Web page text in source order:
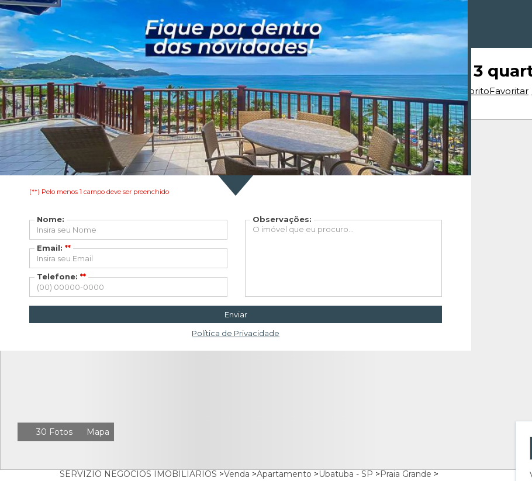
Apartamento à venda em Ubatuba,SP Praia Grande 3
FavoritoFavoritar
30 Fotos Mapa
SERVIZIO NEGÓCIOS IMOBILIÁRIOS >Venda >Apartamento >Ubatuba - SP >Praia Grande >
(**) Pelo menos 1 campo deve ser preenchido
Nome:
Email: **
Telefone: **
Observações:
Enviar
Política de Privacidade